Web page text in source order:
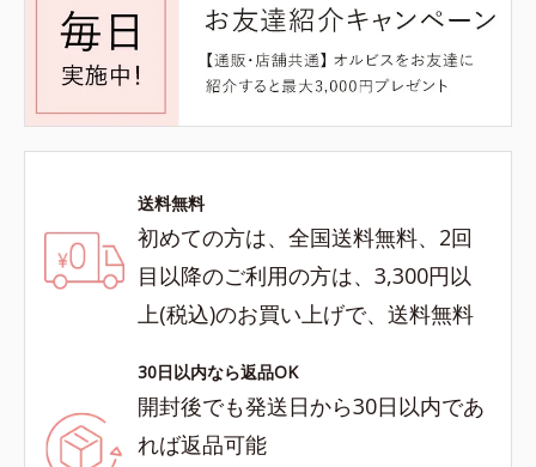
送料無料
初めての方は、全国送料無料、2回
目以降のご利用の方は、3,300円以
上(税込)のお買い上げで、送料無料
30日以内なら返品OK
開封後でも発送日から30日以内であ
れば返品可能